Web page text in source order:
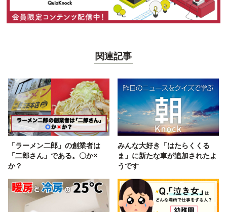
関連記事
「ラーメン二郎」の創業者は
「二郎さん」である。〇か×
か？
みんな大好き「はたらくくる
ま」に新たな車が追加されたよ
うです